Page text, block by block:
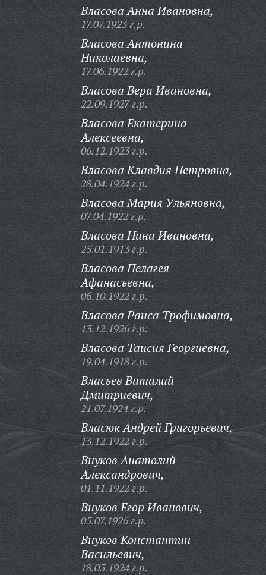
Власова Анна Ивановна,
17.07.1923 г.р.
Власова Антонина
Николаевна,
17.06.1922 г.р.
Власова Вера Ивановна,
22.09.1927 г.р.
Власова Екатерина
Алексеевна,
06.12.1923 г.р.
Власова Клавдия Петровна,
28.04.1924 г.р.
Власова Мария Ульяновна,
07.04.1922 г.р.
Власова Нина Ивановна,
25.01.1913 г.р.
Власова Пелагея
Афанасьевна,
06.10.1922 г.р.
Власова Раиса Трофимовна,
13.12.1926 г.р.
Власова Таисия Георгиевна,
19.04.1918 г.р.
Власьев Виталий
Дмитриевич,
21.07.1924 г.р.
Власюк Андрей Григорьевич,
13.12.1922 г.р.
Внуков Анатолий
Александрович,
01.11.1922 г.р.
Внуков Егор Иванович,
05.07.1926 г.р.
Внуков Константин
Васильевич,
18.05.1924 г.р.